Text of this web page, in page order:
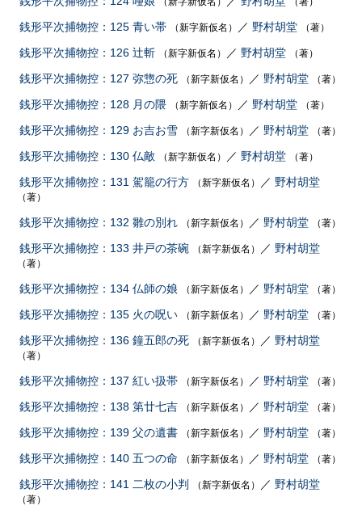
銭形平次捕物控：125 青い帯 （新字新仮名） ／ 野村胡堂 （著）
銭形平次捕物控：126 辻斬 （新字新仮名） ／ 野村胡堂 （著）
銭形平次捕物控：127 弥惣の死 （新字新仮名） ／ 野村胡堂 （著）
銭形平次捕物控：128 月の隈 （新字新仮名） ／ 野村胡堂 （著）
銭形平次捕物控：129 お吉お雪 （新字新仮名） ／ 野村胡堂 （著）
銭形平次捕物控：130 仏敵 （新字新仮名） ／ 野村胡堂 （著）
銭形平次捕物控：131 駕籠の行方 （新字新仮名） ／ 野村胡堂
（著）
銭形平次捕物控：132 雛の別れ （新字新仮名） ／ 野村胡堂 （著）
銭形平次捕物控：133 井戸の茶碗 （新字新仮名） ／ 野村胡堂
（著）
銭形平次捕物控：134 仏師の娘 （新字新仮名） ／ 野村胡堂 （著）
銭形平次捕物控：135 火の呪い （新字新仮名） ／ 野村胡堂 （著）
銭形平次捕物控：136 鐘五郎の死 （新字新仮名） ／ 野村胡堂
（著）
銭形平次捕物控：137 紅い扱帯 （新字新仮名） ／ 野村胡堂 （著）
銭形平次捕物控：138 第廿七吉 （新字新仮名） ／ 野村胡堂 （著）
銭形平次捕物控：139 父の遺書 （新字新仮名） ／ 野村胡堂 （著）
銭形平次捕物控：140 五つの命 （新字新仮名） ／ 野村胡堂 （著）
銭形平次捕物控：141 二枚の小判 （新字新仮名） ／ 野村胡堂
（著）